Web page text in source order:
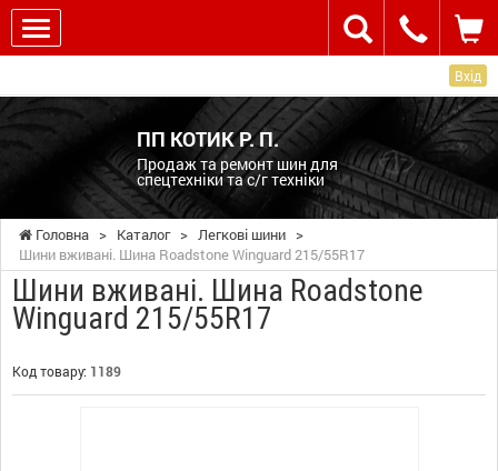
Вхід
ПП КОТИК Р. П.
Продаж та ремонт шин для
спецтехніки та с/г техніки
Головна > Каталог > Легкові шини >
Шини вживані. Шина Roadstone Winguard 215/55R17
Шини вживані. Шина Roadstone
Winguard 215/55R17
Код товару: 1189